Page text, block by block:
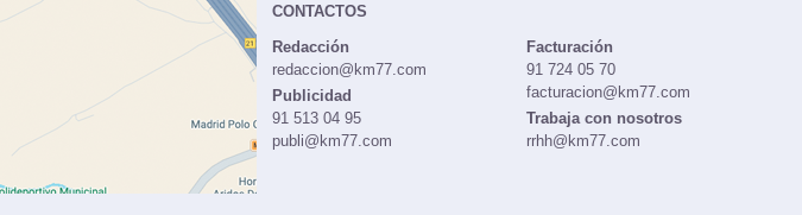
CONTACTOS
Redacción
redaccion@km77.com
Publicidad
91 513 04 95
publi@km77.com
Facturación
91 724 05 70
facturacion@km77.com
Trabaja con nosotros
rrhh@km77.com